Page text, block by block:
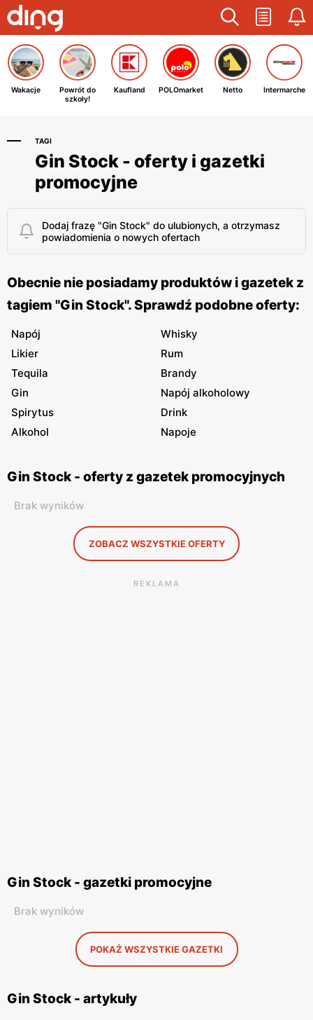
Wakacje
Powrót do
szkoły!
Kaufland POLOmarket Netto Intermarche
TAGI
Gin Stock - oferty i gazetki
promocyjne
Dodaj frazę "Gin Stock" do ulubionych, a otrzymasz
powiadomienia o nowych ofertach
Obecnie nie posiadamy produktów i gazetek z
tagiem "Gin Stock". Sprawdź podobne oferty:
Napój
Whisky
Likier
Rum
Tequila
Brandy
Gin
Napój alkoholowy
Spirytus
Drink
Alkohol
Napoje
Gin Stock - oferty z gazetek promocyjnych
Brak wyników
ZOBACZ WSZYSTKIE OFERTY
REKLAMA
Gin Stock - gazetki promocyjne
Brak wyników
POKAŻ WSZYSTKIE GAZETKI
Gin Stock - artykuły